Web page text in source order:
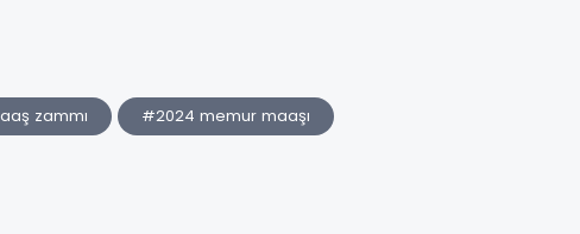
zammı #2024 memur maaşı